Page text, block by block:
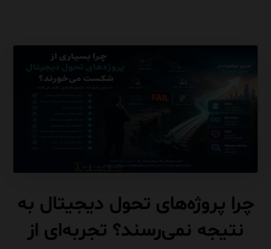
چرا پروژه‌های تحول دیجیتال به
نتیجه نمی‌رسند؟ تجربه‌ای از